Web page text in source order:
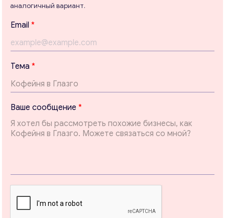
Ваши комментарии*
аналогичный вариант.
E
m
a
i
l
E
m
a
l
Т
е
Email *
Тема *
Ваше сообщение *